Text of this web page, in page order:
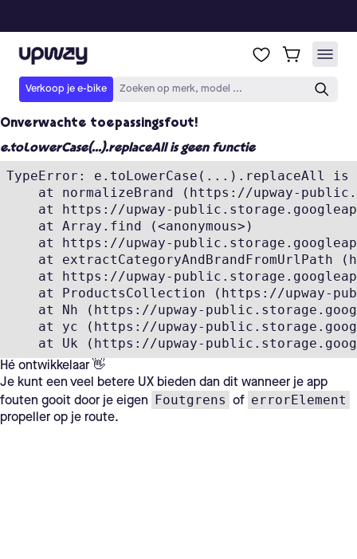
Onverwachte toepassingsfout!
e.toLowerCase(...).replaceAll is geen functie
TypeError: e.toLowerCase(...).replaceAll
at normalizeBrand (https://upway-
at https://upway-
    at Array.find (<anonymous>)
at https://upway-
at extractCategoryAndBrandFromUrlPath
at https://upway-
at ProductsCollection (https://upway-
at Nh (https://upway-
at yc (https://upway-
at Uk (https://upway-
Hé ontwikkelaar 👋
Je kunt een veel betere UX bieden dan dit wanneer je app
fouten gooit door je eigen
Foutgrens of errorElement
propeller op je route.